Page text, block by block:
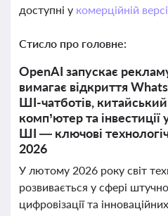
доступні у комерційній
Стисло про головне:
OpenAI запускає
вимагає відкриття
ШІ-чатботів,
комп’ютер та інвестиції
ШІ — ключові
2026
У лютому 2026 року світ
розвивається у сфері
цифровізації та